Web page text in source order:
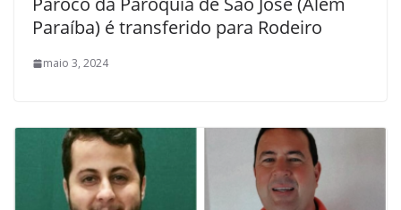
Paraíba) é transferido para Rodeiro
maio 3, 2024